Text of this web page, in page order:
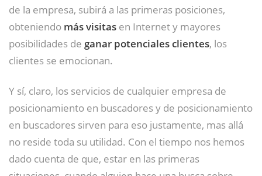
de la empresa, subirá a las primeras posiciones,
obteniendo más visitas en Internet y mayores
posibilidades de ganar potenciales clientes, los
clientes se emocionan.
Y sí, claro, los servicios de cualquier empresa de
posicionamiento en buscadores y de posicionamiento
en buscadores sirven para eso justamente, mas allá
no reside toda su utilidad. Con el tiempo nos hemos
dado cuenta de que, estar en las primeras